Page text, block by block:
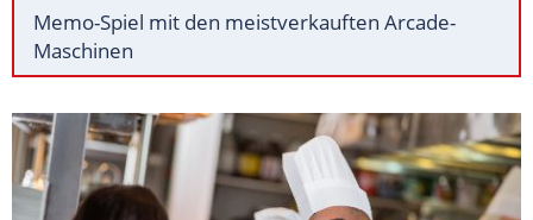
Memo-Spiel mit den meistverkauften Arcade-
Maschinen